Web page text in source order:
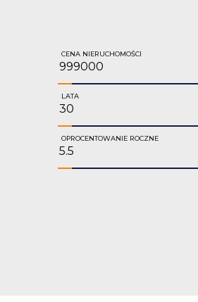
CENA NIERUCHOMOŚCI
LATA
OPROCENTOWANIE ROCZNE